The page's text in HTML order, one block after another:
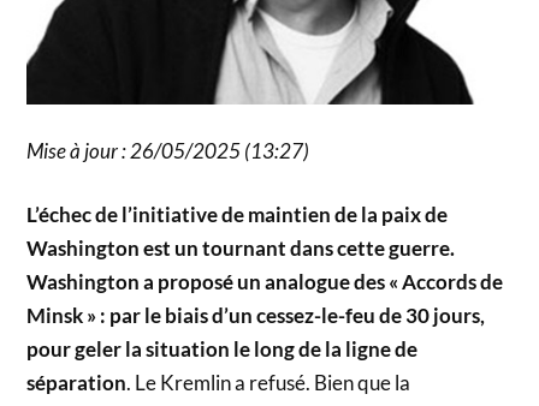
Mise à jour : 26/05/2025 (13:27)
L’échec de l’initiative de maintien de la paix de
Washington est un tournant dans cette guerre.
Washington a proposé un analogue des « Accords de
Minsk » : par le biais d’un cessez-le-feu de 30 jours,
pour geler la situation le long de la ligne de
séparation. Le Kremlin a refusé. Bien que la